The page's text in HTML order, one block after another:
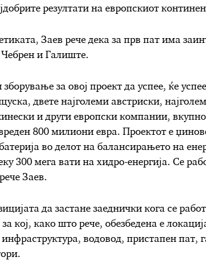
резултати на европскиот
Заев рече дека за прв пат има
и Галиште.
за овој проект да успее, ќе
двете најголеми австриски,
и други европски компании,
800 милиони евра. Проектот е
во делот на балансирањето на
300 мега вати на хидро-енергија. Се
Заев.
да застане заеднички кога се
кој, како што рече, обезбедена е
инфраструктура, водовод, пристапен пат,